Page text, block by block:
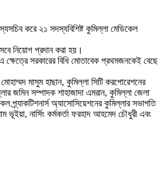
করে ২১ সদস্যবিশিষ্ট কুমিল্লা মেডিকেল
নিয়োগ প্রদান করা হয়।
ক্ষেত্রে সরকারের বিধি মোতাবেক প্রথমজনকেই বেছে
মাসুম হাছান, কুমিল্লা সিটি করপোরেশনের
জমিন সম্পাদক শাহাজাদা এমরান, কুমিল্লা জেলা
অ্যাসোসিয়েশনের কুমিল্লার সভাপতি
নার্সিং কর্মকর্তা ফরহাদ আহমেদ চৌধুরী এবং